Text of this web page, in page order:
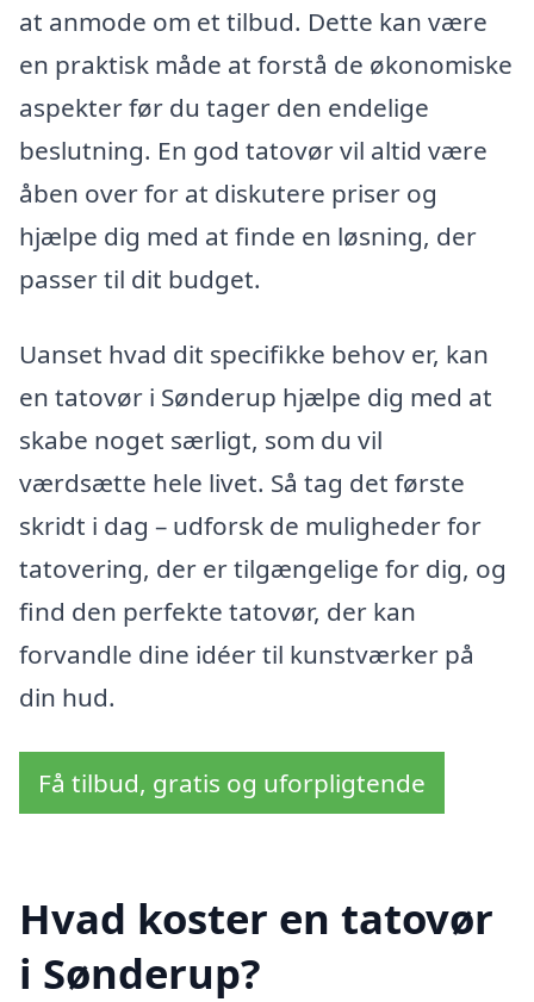
at anmode om et tilbud. Dette kan være
en praktisk måde at forstå de økonomiske
aspekter før du tager den endelige
beslutning. En god tatovør vil altid være
åben over for at diskutere priser og
hjælpe dig med at finde en løsning, der
passer til dit budget.
Uanset hvad dit specifikke behov er, kan
en tatovør i Sønderup hjælpe dig med at
skabe noget særligt, som du vil
værdsætte hele livet. Så tag det første
skridt i dag – udforsk de muligheder for
tatovering, der er tilgængelige for dig, og
find den perfekte tatovør, der kan
forvandle dine idéer til kunstværker på
din hud.
Få tilbud, gratis og uforpligtende
Hvad koster en tatovør
i Sønderup?